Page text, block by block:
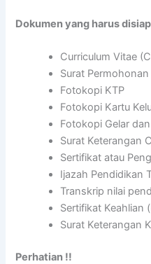
Dokumen yang harus
Curriculum Vitae
Surat Permohonan
Fotokopi KTP
Fotokopi Kartu
Fotokopi Gelar
Surat Keterangan
Sertifikat atau
Ijazah Pendidikan
Transkrip nilai
Sertifikat Keahlian
Surat Keterangan
Perhatian !!